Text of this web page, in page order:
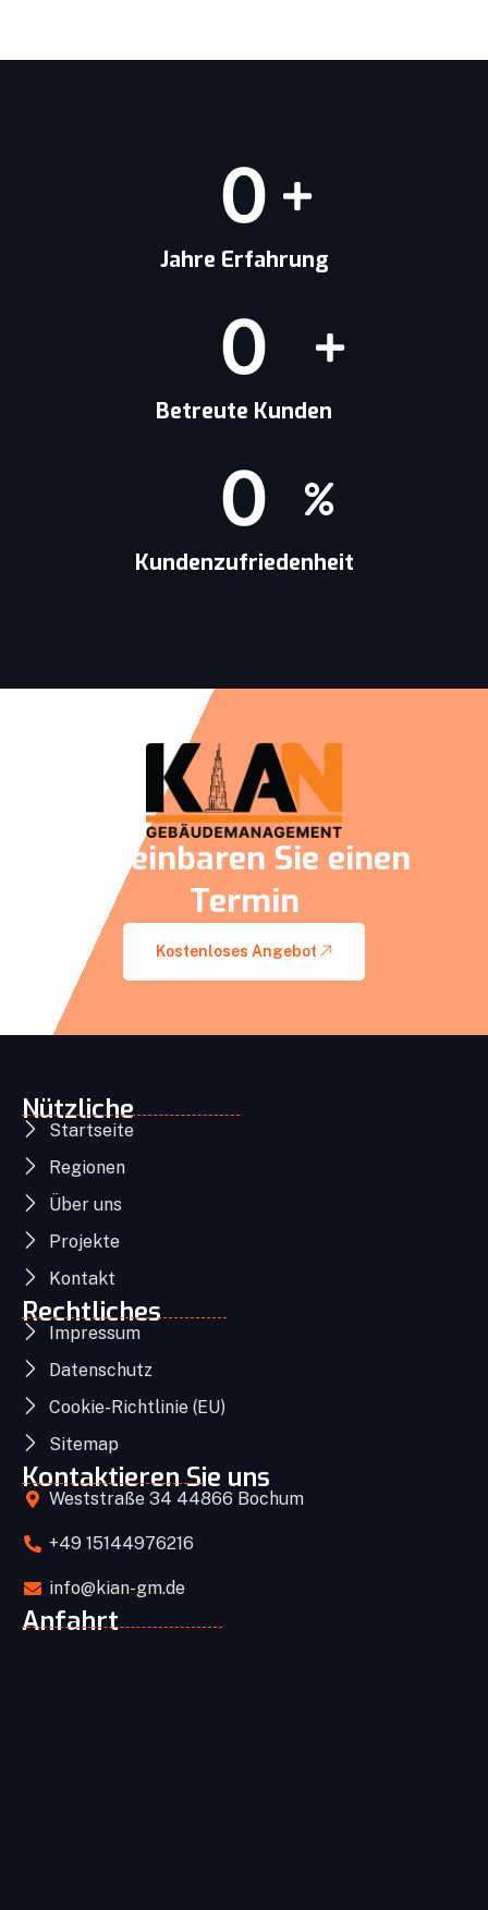
Jahre Erfahrung
0
Betreute Kunden
0
Kundenzufriedenheit
0
Vereinbaren Sie einen
Termin
Kostenloses Angebot
Nützliche
Startseite
Regionen
Über uns
Projekte
Kontakt
Rechtliches
Impressum
Datenschutz
Cookie-Richtlinie (EU)
Sitemap
Kontaktieren Sie uns
Weststraße 34 44866 Bochum
+49 15144976216
info@kian-gm.de
Anfahrt